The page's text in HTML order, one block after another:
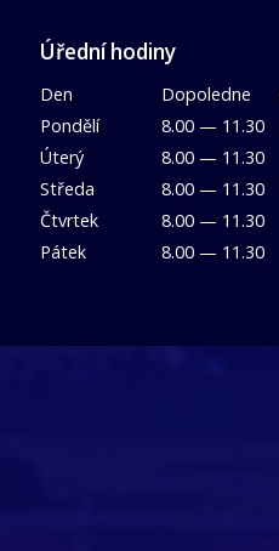
Úřední hodiny
Den Dopoledne
Pondělí
8.00 — 11.30
Úterý
8.00 — 11.30
Středa
8.00 — 11.30
Čtvrtek
8.00 — 11.30
Pátek
8.00 — 11.30